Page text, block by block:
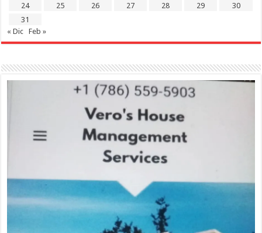
24
25 26 27 28 29
30
31
« Dic
Feb »